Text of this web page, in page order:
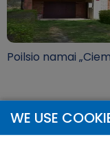
Poilsio namai
Ko darīt
WE USE